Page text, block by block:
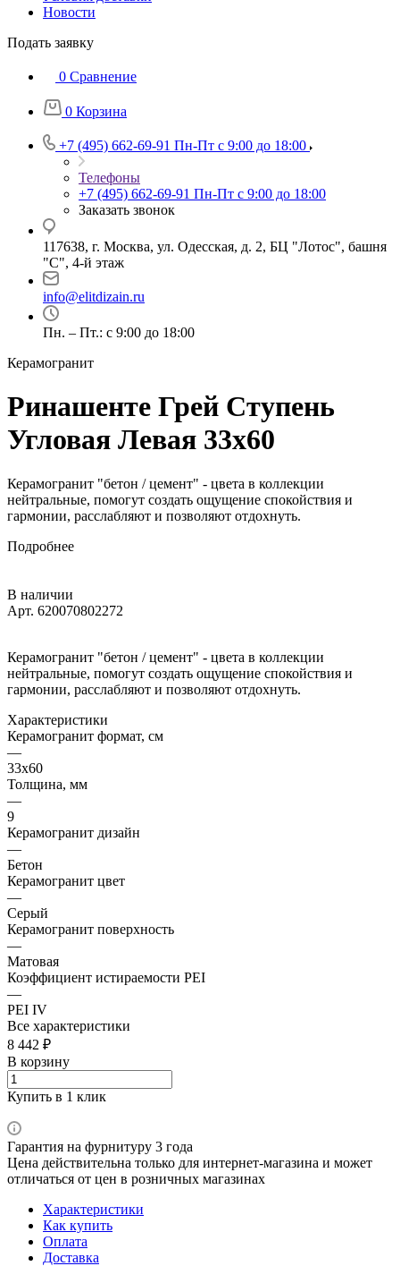
Новости
Подать заявку
0 Сравнение
0 Корзина
+7 (495) 662-69-91 Пн-Пт c 9:00 до 18:00
Телефоны
+7 (495) 662-69-91 Пн-Пт c 9:00 до 18:00
Заказать звонок
117638, г. Москва, ул. Одесская, д. 2, БЦ "Лотос", башня
"С", 4-й этаж
info@elitdizain.ru
Пн. – Пт.: с 9:00 до 18:00
Керамогранит
Ринашенте Грей Ступень
Угловая Левая 33х60
Керамогранит "бетон / цемент" - цвета в коллекции
нейтральные, помогут создать ощущение спокойствия и
гармонии, расслабляют и позволяют отдохнуть.
Подробнее
В наличии
Арт. 620070802272
Керамогранит "бетон / цемент" - цвета в коллекции
нейтральные, помогут создать ощущение спокойствия и
гармонии, расслабляют и позволяют отдохнуть.
Характеристики
Керамогранит формат, см
—
33х60
Толщина, мм
—
9
Керамогранит дизайн
—
Бетон
Керамогранит цвет
—
Серый
Керамогранит поверхность
—
Матовая
Коэффициент истираемости PEI
—
PEI IV
Все характеристики
8 442 ₽
В корзину
Купить в 1 клик
Гарантия на фурнитуру 3 года
Цена действительна только для интернет-магазина и может
отличаться от цен в розничных магазинах
Характеристики
Как купить
Оплата
Доставка